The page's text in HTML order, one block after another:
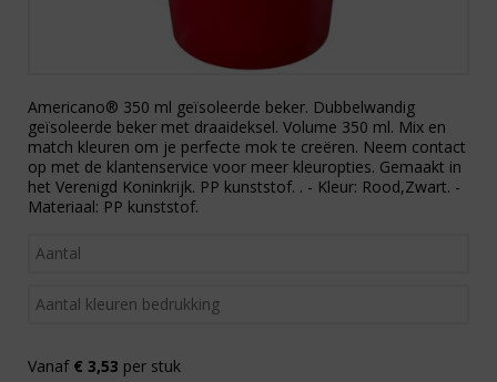
Americano® 350 ml geïsoleerde beker. Dubbelwandig
geïsoleerde beker met draaideksel. Volume 350 ml. Mix en
match kleuren om je perfecte mok te creëren. Neem contact
op met de klantenservice voor meer kleuropties. Gemaakt in
het Verenigd Koninkrijk. PP kunststof. . - Kleur: Rood,Zwart. -
Materiaal: PP kunststof.
Vanaf € 3,53 per stuk